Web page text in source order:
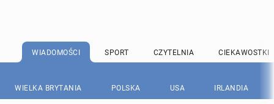
WIADOMOŚCI SPORT CZYTELNIA CIEKAWOSTKI
WIELKA BRYTANIA POLSKA USA IRLANDIA